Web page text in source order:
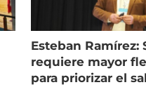
Esteban Ramírez:
requiere mayor
para priorizar el